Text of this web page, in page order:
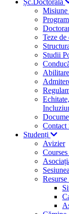
Șc.Doctorală
Misiune
Teze de
Studii
Abilitare
Contact
Studenți
Avizier